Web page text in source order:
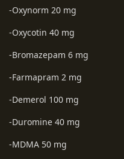
-Oxynorm 20 mg
-Oxycotin 40 mg
-Bromazepam 6 mg
-Farmapram 2 mg
-Demerol 100 mg
-Duromine 40 mg
-MDMA 50 mg